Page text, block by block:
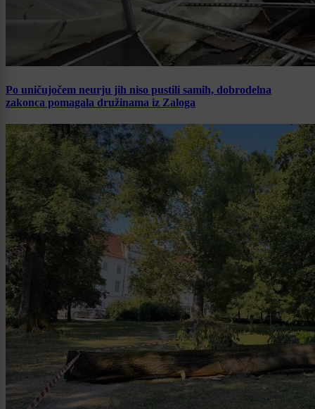
Po uničujočem neurju jih niso pustili samih, dobrodelna
zakonca pomagala družinama iz Zaloga